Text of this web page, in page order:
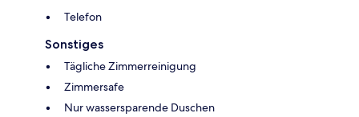
Telefon
Sonstiges
Tägliche Zimmerreinigung
Zimmersafe
Nur wassersparende Duschen